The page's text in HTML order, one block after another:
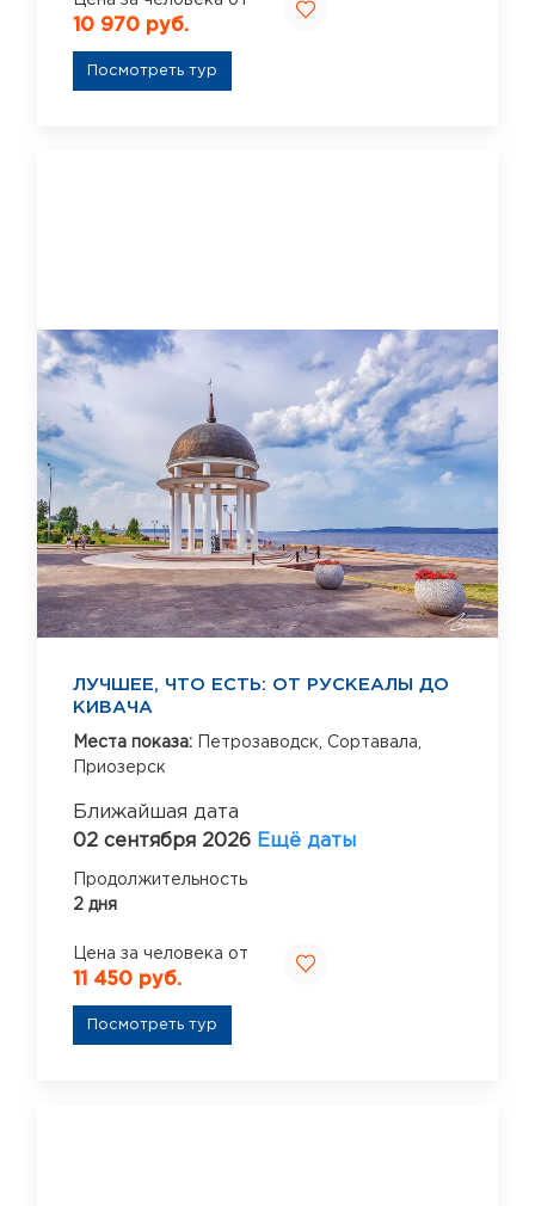
10 970 руб.
Посмотреть тур
ЛУЧШЕЕ, ЧТО ЕСТЬ: ОТ РУСКЕАЛЫ ДО
КИВАЧА
Места показа: Петрозаводск, Сортавала,
Приозерск
Ближайшая дата
02 сентября 2026 Ещё даты
Продолжительность
2 дня
Цена за человека от
11 450 руб.
Посмотреть тур